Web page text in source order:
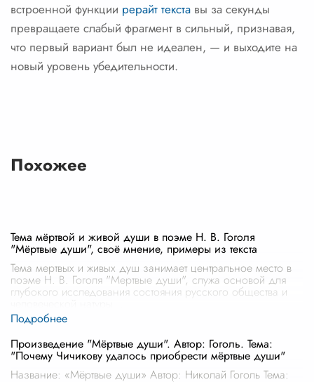
встроенной функции рерайт текста вы за секунды
превращаете слабый фрагмент в сильный, признавая,
что первый вариант был не идеален, — и выходите на
новый уровень убедительности.
Похожее
Тема мёртвой и живой души в поэме Н. В. Гоголя
"Мёртвые души", своё мнение, примеры из текста
Тема мертвых и живых душ занимает центральное место в
поэме Н. В. Гоголя "Мертвые души", служа основой для
глубокого исследования состояния русского общества и
Произведение "Мёртвые души". Автор: Гоголь. Тема:
"Почему Чичикову удалось приобрести мёртвые души"
Название: «Мёртвые души» Автор: Николай Гоголь Тема: